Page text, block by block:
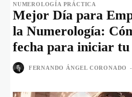
NUMEROLOGÍA PRÁCTICA
Mejor Día para
la Numerología:
fecha para iniciar tu
FERNANDO ÁNGEL CORONADO -